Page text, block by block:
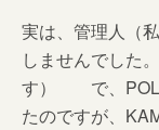
実は、管理人（
しませんでした
す） で、
たのですが、